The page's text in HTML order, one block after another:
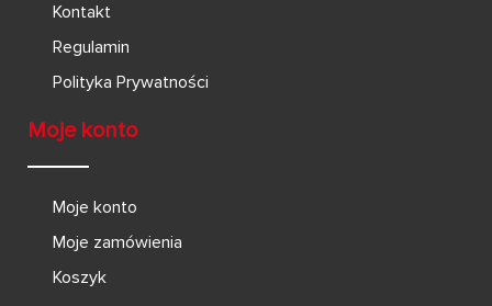
Kontakt
Regulamin
Polityka Prywatności
Moje konto
Moje konto
Moje zamówienia
Koszyk